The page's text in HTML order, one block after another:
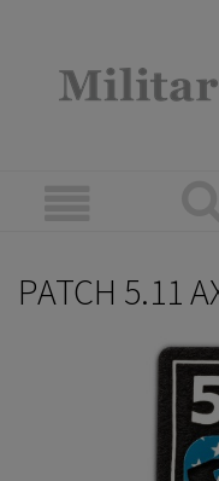
PATCH 5.11